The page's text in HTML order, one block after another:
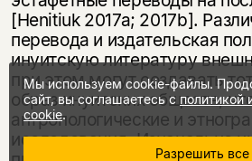
[Henitiuk 2017a; 2017b].
перевода и издательская
инуитскую литературу
при этом могут создавать
образ инуитских обществ,
антропологические и
исследования. Изначально
Мы используем cookie-файлы.
сайт, вы соглашаетесь с политикой
cookie.
Разрешить все